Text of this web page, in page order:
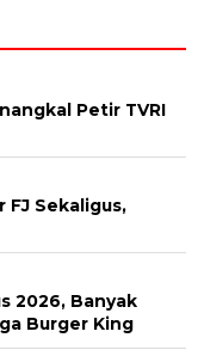
Petir TVRI
FJ Sekaligus,
2026, Banyak
Burger King